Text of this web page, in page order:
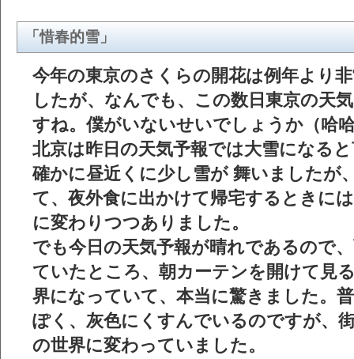
「惜春的雪」
今年の東京のさくらの開花は例年より
したが、なんでも、この数日東京の天
すね。僕がいないせいでしょうか（哈
北京は昨日の天気予報では大雪になる
確かに昼近くに少し雪が 舞いましたが
て、夜外食に出かけて帰宅するときに
に変わりつつありました。
でも今日の天気予報が晴れであるので
ていたところ、朝カーテンを開けて見
界になっていて、本当に驚きました。
ぽく、灰色にくすんでいるのですが、
の世界に変わっていました。